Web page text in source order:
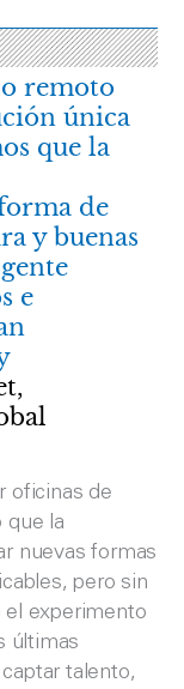
remoto
única
que la
de
y buenas
e
oficinas de
que la
nuevas formas
pero sin
el experimento
últimas
talento,